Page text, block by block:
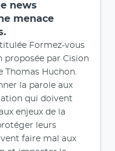
news
menace
Formez-vous
proposée par Cision
Thomas Huchon.
la parole aux
qui doivent
enjeux de la
leurs
faire mal aux